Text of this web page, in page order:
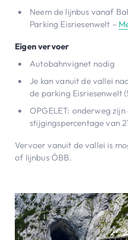
Neem de lijnbus vanaf
Parking Eisriesenwelt –
Eigen vervoer
Autobahnvignet nodig
Je kan vanuit de vallei
de parking Eisriesenwelt
OPGELET: onderweg
stijgingspercentage van
Vervoer vanuit de vallei is
of lijnbus ÖBB.